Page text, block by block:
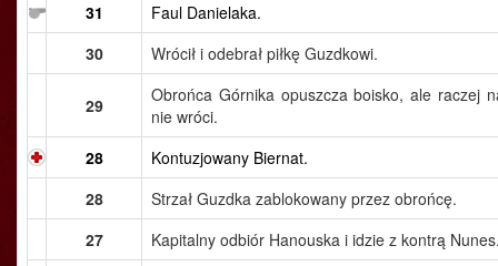
31
Faul Danielaka.
30
Wrócił i odebrał piłkę Guzdkowi.
29
Obrońca Górnika opuszcza boisko, ale raczej
nie wróci.
28
Kontuzjowany Biernat.
28
Strzał Guzdka zablokowany przez obrońcę.
27
Kapitalny odbiór Hanouska i idzie z kontrą